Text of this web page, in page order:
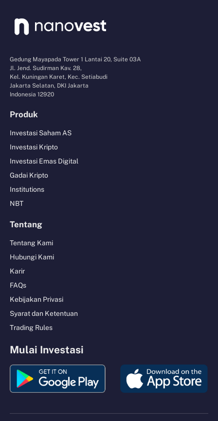
Gedung Mayapada Tower 1 Lantai 20, Suite 03A
Jl. Jend. Sudirman Kav. 28,
Kel. Kuningan Karet, Kec. Setiabudi
Jakarta Selatan, DKI Jakarta
Indonesia 12920
Produk
Investasi Saham AS
Investasi Kripto
Investasi Emas Digital
Gadai Kripto
Institutions
NBT
Tentang
Tentang Kami
Hubungi Kami
Karir
FAQs
Kebijakan Privasi
Syarat dan Ketentuan
Trading Rules
Mulai Investasi